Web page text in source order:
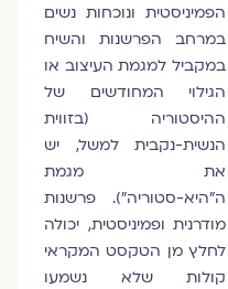
הפמיניסטית ונוכחות נשים
במרחב הפרשנות והשיח
במקביל למגמת העיצוב או
הגילוי המחודשים של
ההיסטוריה (בזווית
הנשית-נקבית למשל, יש
את מגמת
ה"היא-סטוריה"). פרשנות
מודרנית ופמיניסטית, יכולה
לחלץ מן הטקסט המקראי
קולות שלא נשמעו